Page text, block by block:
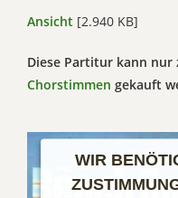
Ansicht [2.940 KB]
Diese Partitur kann nur
Chorstimmen gekauft
WIR